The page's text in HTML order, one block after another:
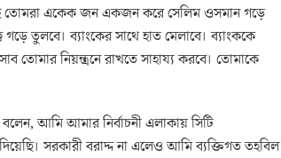
তোমরা একেক জন একজন করে সেলিম ওসমান গড়ে
তুলবে। ব্যাংকের সাথে হাত মেলাবে। ব্যাংককে
তোমার নিয়ন্ত্রনে রাখতে সাহায্য করবে। তোমাকে
আমি আমার নির্বাচনী এলাকায় সিটি
সরকারী বরাদ্দ না এলেও আমি ব্যক্তিগত তহবিল